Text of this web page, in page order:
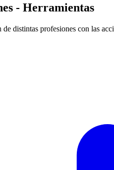
- Herramientas
distintas profesiones con las